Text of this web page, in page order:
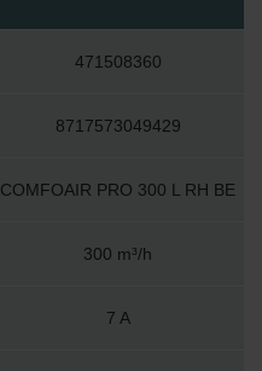
471508360
8717573049429
COMFOAIR PRO 300 L RH BE
300 m³/h
7 A